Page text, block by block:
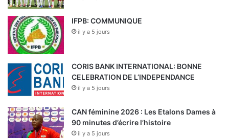
IFPB: COMMUNIQUE
il y a 5 jours
CORIS BANK INTERNATIONAL: BONNE
CELEBRATION DE L’INDEPENDANCE
il y a 5 jours
CAN féminine 2026 : Les Etalons Dames à
90 minutes d’écrire l’histoire
il y a 5 jours